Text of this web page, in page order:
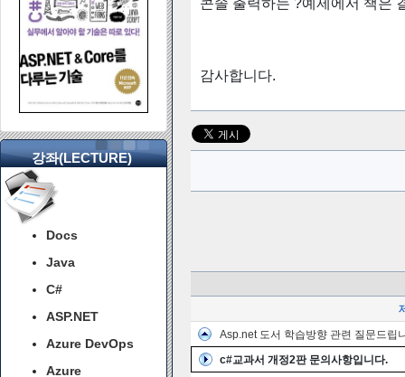
강좌(LECTURE)
Docs
Java
C#
ASP.NET
Azure DevOps
Azure
콘솔 출력하는 ?예제에서 책은
감사합니다.
Asp.net 도서 학습방향 관련 질문드립
c#교과서 개정2판 문의사항입니다.